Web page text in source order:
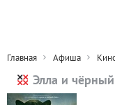
Главная Афиша
Элла и